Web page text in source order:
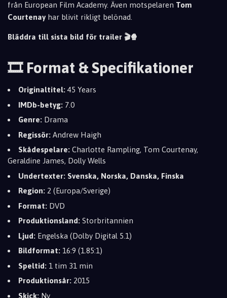
från European Film Academy. Även motspelaren Tom
Courtenay har blivit rikligt belönad.
Bläddra till sista bild för trailer 🎬🍿
🎞️ Format & Specifikationer
Originaltitel:45 Years
IMDb-betyg: 7.0
Genre: Drama
Regissör: Andrew Haigh
Skådespelare: Charlotte Rampling, Tom Courtenay,
Geraldine James, Dolly Wells
Undertexter: Svenska, Norska, Danska, Finska
Region: 2 (Europa/Sverige)
Format: DVD
Produktionsland: Storbritannien
Ljud: Engelska (Dolby Digital 5.1)
Bildformat: 16:9 (1.85:1)
Speltid: 1 tim 31 min
Produktionsår: 2015
Skick: Ny